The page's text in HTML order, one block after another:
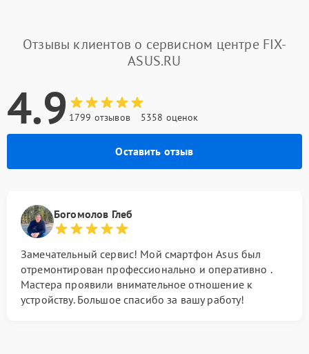
Отзывы клиентов о сервисном центре FIX-
ASUS.RU
4.9 1799 отзывов 5358 оценок
Оставить отзыв
Богомолов Глеб
Замечательный сервис! Мой смартфон Asus был
отремонтирован профессионально и оперативно .
Мастера проявили внимательное отношение к
устройству. Большое спасибо за вашу работу!